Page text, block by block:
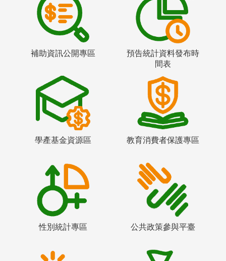
補助資訊公開專區
預告統計資料發布時
間表
學產基金資源區 教育消費者保護專區
性別統計專區 公共政策參與平臺